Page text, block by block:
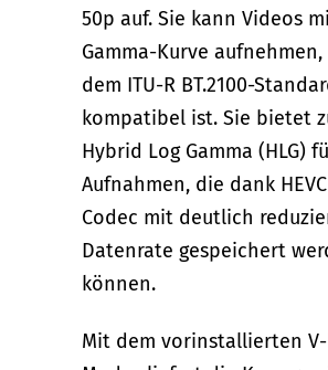
50p auf. Sie kann Videos
Gamma-Kurve
dem ITU-R BT.2100-
kompatibel ist. Sie bietet
Hybrid Log Gamma (HLG)
Aufnahmen, die dank
Codec mit deutlich
Datenrate gespeichert
können.
Mit dem vorinstallierten V-